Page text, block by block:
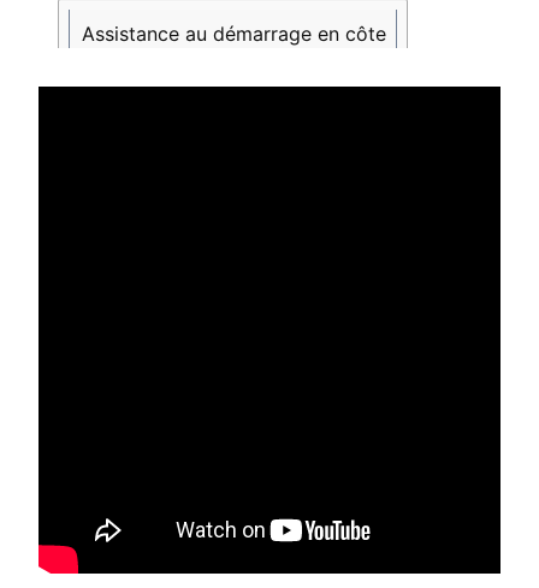
Assistance au démarrage en côte
Standard